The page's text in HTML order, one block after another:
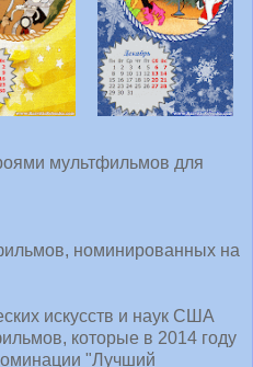
мультфильмов для
номинированных на
искусств и наук США
которые в 2014 году
"Лучший